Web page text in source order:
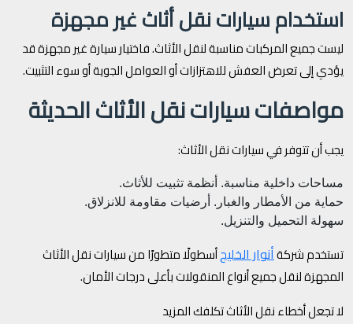
استخدام سيارات نقل أثاث غير مجهزة
ليست جميع المركبات مناسبة لنقل الأثاث. فاختيار سيارة غير مجهزة قد
يؤدي إلى تعرض العفش للاهتزازات أو العوامل الجوية أو سوء التثبيت.
مواصفات سيارات نقل الأثاث الحديثة
يجب أن تتوفر في سيارات نقل الأثاث:
مساحات داخلية مناسبة. أنظمة تثبيت للأثاث.
حماية من الأمطار والغبار. أرضيات مقاومة للانزلاق.
سهولة التحميل والتنزيل.
تستخدم شركةأنوار الخليجأسطولًا متطورًا من سيارات نقل الأثاث
المجهزة لنقل جميع أنواع المنقولات بأعلى درجات الأمان.
لا تجعل أخطاء نقل الأثاث تكلفك المزيد